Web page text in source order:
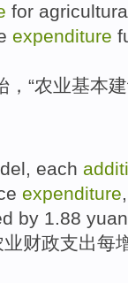
for
expenditure
，“农业基本
, each
expenditure
by 1.88 yuan
业财政支出每